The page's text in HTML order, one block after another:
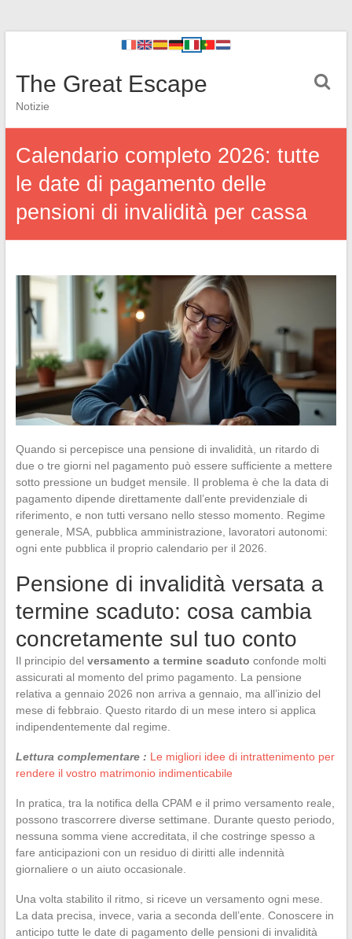
The Great Escape
Notizie
Calendario completo 2026: tutte
le date di pagamento delle
pensioni di invalidità per cassa
Quando si percepisce una pensione di invalidità, un ritardo di
due o tre giorni nel pagamento può essere sufficiente a mettere
sotto pressione un budget mensile. Il problema è che la data di
pagamento dipende direttamente dall’ente previdenziale di
riferimento, e non tutti versano nello stesso momento. Regime
generale, MSA, pubblica amministrazione, lavoratori autonomi:
ogni ente pubblica il proprio calendario per il 2026.
Pensione di invalidità versata a
termine scaduto: cosa cambia
concretamente sul tuo conto
Il principio del versamento a termine scaduto confonde molti
assicurati al momento del primo pagamento. La pensione
relativa a gennaio 2026 non arriva a gennaio, ma all’inizio del
mese di febbraio. Questo ritardo di un mese intero si applica
indipendentemente dal regime.
Lettura complementare : Le migliori idee di intrattenimento per
rendere il vostro matrimonio indimenticabile
In pratica, tra la notifica della CPAM e il primo versamento reale,
possono trascorrere diverse settimane. Durante questo periodo,
nessuna somma viene accreditata, il che costringe spesso a
fare anticipazioni con un residuo di diritti alle indennità
giornaliere o un aiuto occasionale.
Una volta stabilito il ritmo, si riceve un versamento ogni mese.
La data precisa, invece, varia a seconda dell’ente. Conoscere in
anticipo tutte le date di pagamento delle pensioni di invalidità